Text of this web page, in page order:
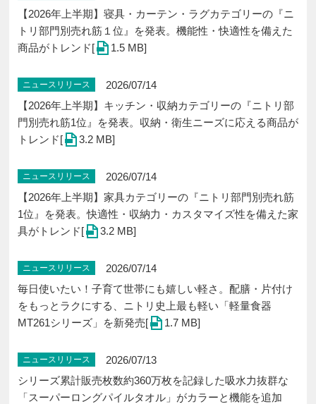
【2026年上半期】寝具・カーテン・ラグカテゴリーの『ニ
トリ部門別売れ筋１位』を発表。機能性・快適性を備えた
商品がトレンド[
1.5 MB]
ニュースリリース
2026/07/14
【2026年上半期】キッチン・収納カテゴリーの『ニトリ部
門別売れ筋1位』を発表。収納・衛生ニーズに応える商品が
トレンド[
3.2 MB]
ニュースリリース
2026/07/14
【2026年上半期】家具カテゴリーの『ニトリ部門別売れ筋
1位』を発表。快適性・収納力・カスタマイズ性を備えた家
具がトレンド[
3.2 MB]
ニュースリリース
2026/07/14
毎日使いたい！子育て世帯にも嬉しい軽さ。配膳・片付け
をもっとラクにする、ニトリ史上最も軽い「軽量食器
MT261シリーズ」を新発売[
1.7 MB]
ニュースリリース
2026/07/13
シリーズ累計販売枚数約360万枚を記録した吸水力抜群な
「スーパーロングパイルタオル」がカラーと機能を追加